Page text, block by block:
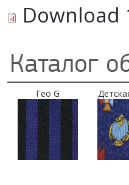
Download
Каталог
Гео G